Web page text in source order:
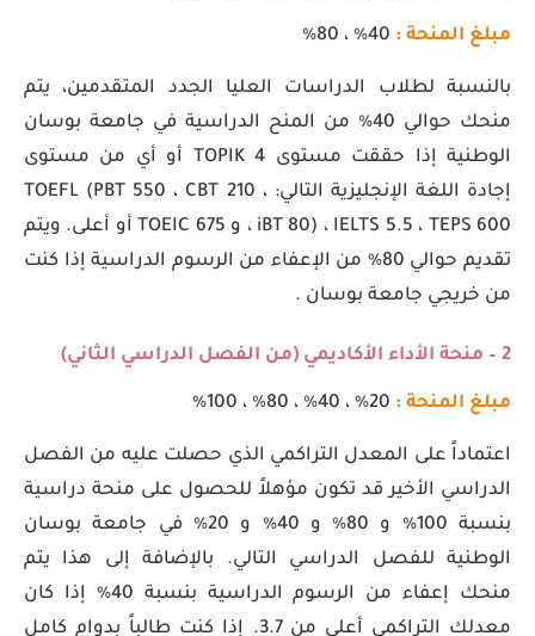
مبلغ المنحة : 40٪ ، 80٪
بالنسبة لطلاب الدراسات العليا الجدد المتقدمين، يتم
منحك حوالي 40٪ من المنح الدراسية في جامعة بوسان
الوطنية إذا حققت مستوى TOPIK 4 أو أي من مستوى
إجادة اللغة الإنجليزية التالي: TOEFL (PBT 550 ، CBT 210 ،
iBT 80) ، IELTS 5.5 ، TEPS 600 ، و TOEIC 675 أو أعلى. ويتم
تقديم حوالي 80٪ من الإعفاء من الرسوم الدراسية إذا كنت
من خريجي جامعة بوسان .
2 – منحة الأداء الأكاديمي (من الفصل الدراسي الثاني)
مبلغ المنحة :
اعتماداً على المعدل التراكمي الذي حصلت عليه من الفصل
الدراسي الأخير قد تكون مؤهلاً للحصول على منحة دراسية
بنسبة 100٪ و 80٪ و 40٪ و 20٪ في جامعة بوسان
الوطنية للفصل الدراسي التالي. بالإضافة إلى هذا يتم
منحك إعفاء من الرسوم الدراسية بنسبة 40٪ إذا كان
معدلك التراكمي أعلى من 3.7. إذا كنت طالباً بدوام كامل